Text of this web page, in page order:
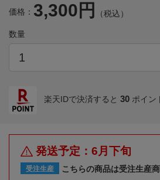
価格： 3,300円 （税込）
数量
楽天IDで決済すると 30 ポイン
発送予定：6月下旬
受注生産
こちらの商品は受注生産商